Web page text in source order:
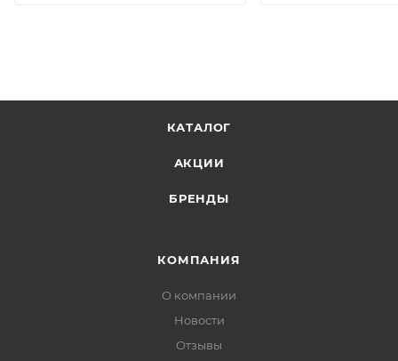
КАТАЛОГ
АКЦИИ
БРЕНДЫ
КОМПАНИЯ
О компании
Новости
Отзывы